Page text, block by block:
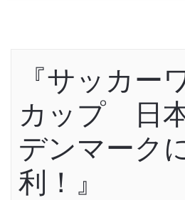
『サッカー
カップ 日
デンマーク
利！』